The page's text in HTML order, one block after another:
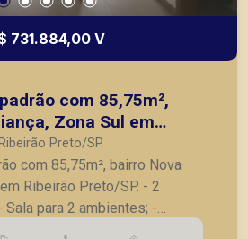
731.884,00 V
com 85,75m²,
Zona Sul em
SP.
Preto/SP
com 85,75m², bairro Nova
Ribeirão Preto/SP. - 2
para 2 ambientes; -
churrasqueira; - Cozinha; -